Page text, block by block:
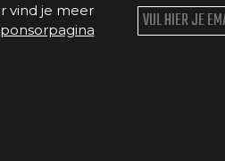
vind je meer